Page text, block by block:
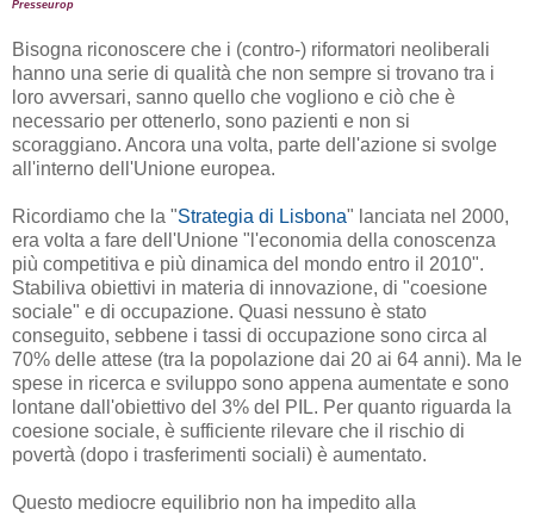
Presseurop
Bisogna riconoscere che i (contro-) riformatori neoliberali
hanno una serie di qualità che non sempre si trovano tra i
loro avversari, sanno quello che vogliono e ciò che è
necessario per ottenerlo, sono pazienti e non si
scoraggiano. Ancora una volta, parte dell'azione si svolge
all'interno dell'Unione europea.
Ricordiamo che la "Strategia di Lisbona" lanciata nel 2000,
era volta a fare dell'Unione "l'economia della conoscenza
più competitiva e più dinamica del mondo entro il 2010".
Stabiliva obiettivi in materia di innovazione, di "coesione
sociale" e di occupazione. Quasi nessuno è stato
conseguito, sebbene i tassi di occupazione sono circa al
70% delle attese (tra la popolazione dai 20 ai 64 anni). Ma le
spese in ricerca e sviluppo sono appena aumentate e sono
lontane dall'obiettivo del 3% del PIL. Per quanto riguarda la
coesione sociale, è sufficiente rilevare che il rischio di
povertà (dopo i trasferimenti sociali) è aumentato.
Questo mediocre equilibrio non ha impedito alla